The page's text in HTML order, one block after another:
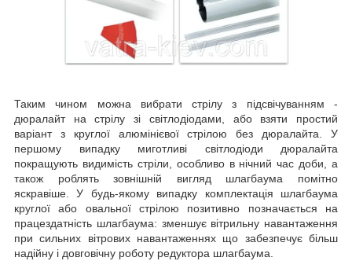
Таким чином можна вибрати стрілу з підсвічуванням -
дюралайт на стрілу зі світлодіодами, або взяти простий
варіант з круглої алюмінієвої стрілою без дюралайта. У
першому випадку миготливі світлодіоди дюралайта
покращують видимість стріли, особливо в нічний час доби, а
також роблять зовнішній вигляд шлагбаума помітно
яскравіше. У будь-якому випадку комплектація шлагбаума
круглої або овальної стрілою позитивно позначається на
працездатність шлагбаума: зменшує вітрильну навантаження
при сильних вітрових навантаженнях що забезпечує більш
надійну і довговічну роботу редуктора шлагбаума.